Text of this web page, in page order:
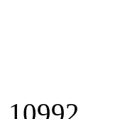
10992